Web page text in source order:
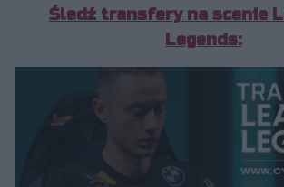
Śledź transfery na scenie
Legends: